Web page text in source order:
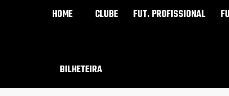
HOME CLUBE FUT. PROFISSIONAL
BILHETEIRA